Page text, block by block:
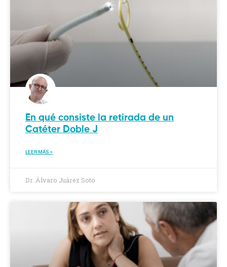
En qué consiste la retirada de un
Catéter Doble J
LEER MÁS »
Dr. Álvaro Juárez Soto